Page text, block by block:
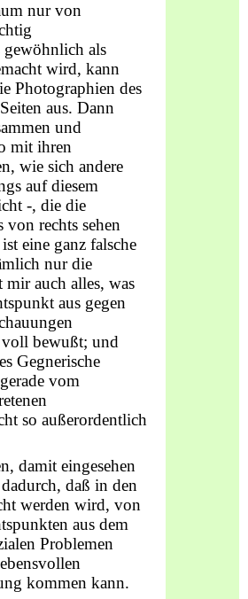
nur von
gewöhnlich als
wird, kann
Photographien des
aus. Dann
und
mit ihren
wie sich andere
auf diesem
-, die die
von rechts sehen
eine ganz falsche
nur die
auch alles, was
aus gegen
bewußt; und
Gegnerische
vom
so außerordentlich
damit eingesehen
daß in den
werden wird, von
aus dem
Problemen
kommen kann.